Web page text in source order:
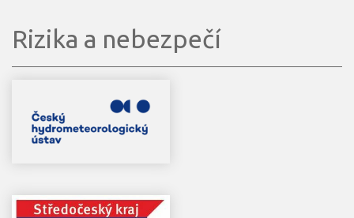
Rizika a nebezpečí